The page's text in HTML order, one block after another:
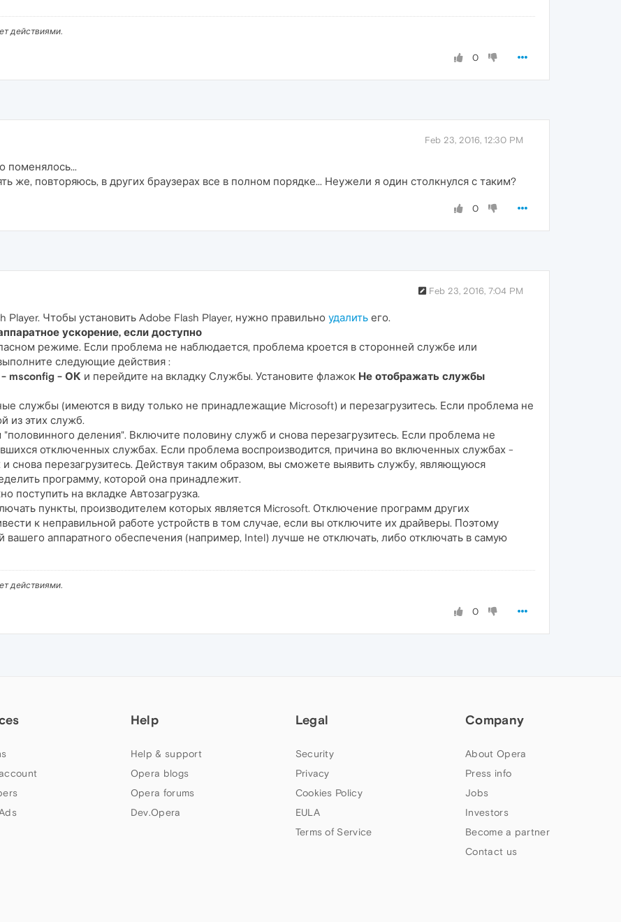
действиями.
0
Feb 23, 2016, 12:30 PM
поменялось...
же, повторяюсь, в других браузерах все в полном порядке... Неужели я один столкнулся с таким?
0
Feb 23, 2016, 7:04 PM
Player. Чтобы установить Adobe Flash Player, нужно правильно удалить его.
ускорение, если доступно
режиме. Если проблема не наблюдается, проблема кроется в сторонней службе или
следующие действия :
msconfig - ОК и перейдите на вкладку Службы. Установите флажок Не отображать службы
службы (имеются в виду только не принадлежащие Microsoft) и перезагрузитесь. Если проблема не
из этих служб.
деления". Включите половину служб и снова перезагрузитесь. Если проблема не
отключенных службах. Если проблема воспроизводится, причина во включенных службах -
снова перезагрузитесь. Действуя таким образом, вы сможете выявить службу, являющуюся
программу, которой она принадлежит.
поступить на вкладке Автозагрузка.
пункты, производителем которых является Microsoft. Отключение программ других
к неправильной работе устройств в том случае, если вы отключите их драйверы. Поэтому
вашего аппаратного обеспечения (например, Intel) лучше не отключать, либо отключать в самую
действиями.
0
Help
Help & support
Opera blogs
Opera forums
Dev.Opera
Legal
Security
Privacy
Cookies Policy
EULA
Terms of Service
Company
About Opera
Press info
Jobs
Investors
Become a partner
Contact us